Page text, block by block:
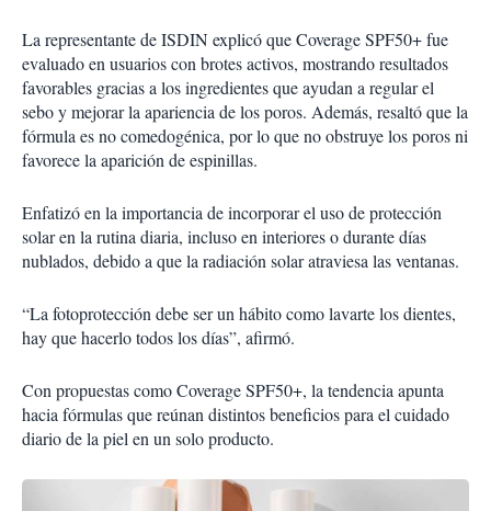
La representante de ISDIN explicó que Coverage SPF50+ fue
evaluado en usuarios con brotes activos, mostrando resultados
favorables gracias a los ingredientes que ayudan a regular el
sebo y mejorar la apariencia de los poros. Además, resaltó que la
fórmula es no comedogénica, por lo que no obstruye los poros ni
favorece la aparición de espinillas.
Enfatizó en la importancia de incorporar el uso de protección
solar en la rutina diaria, incluso en interiores o durante días
nublados, debido a que la radiación solar atraviesa las ventanas.
“La fotoprotección debe ser un hábito como lavarte los dientes,
hay que hacerlo todos los días”, afirmó.
Con propuestas como Coverage SPF50+, la tendencia apunta
hacia fórmulas que reúnan distintos beneficios para el cuidado
diario de la piel en un solo producto.